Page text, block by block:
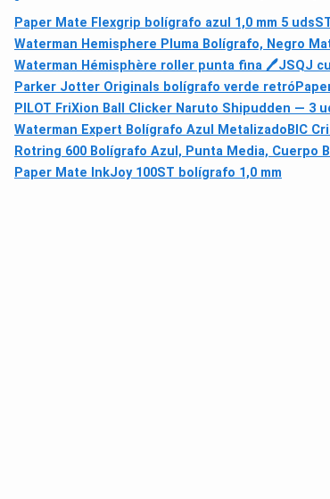
Paper Mate Flexgrip bolígrafo azul 1,0 mm 5 uds
Waterman Hemisphere Pluma Bolígrafo, Negro
Waterman Hémisphère roller punta fina 🖊JSQJ
Parker Jotter Originals bolígrafo verde retró
PILOT FriXion Ball Clicker Naruto Shipudden — 3
Waterman Expert Bolígrafo Azul Metalizado BIC
Rotring 600 Bolígrafo Azul, Punta Media, Cuerpo
Paper Mate InkJoy 100ST bolígrafo 1,0 mm